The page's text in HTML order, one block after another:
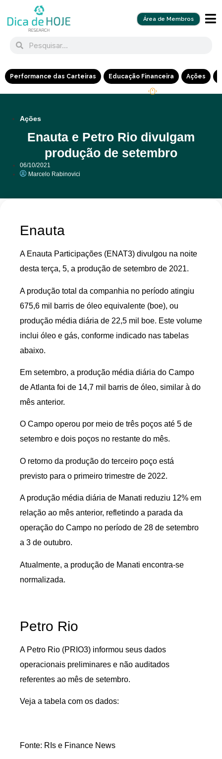
Área de Membros
Performance das Carteiras Educação Financeira Ações
Ações
Enauta e Petro Rio divulgam
produção de setembro
06/10/2021
Marcelo Rabinovici
Enauta
A Enauta Participações (ENAT3) divulgou na noite
desta terça, 5, a produção de setembro de 2021.
A produção total da companhia no período atingiu
675,6 mil barris de óleo equivalente (boe), ou
produção média diária de 22,5 mil boe. Este volume
inclui óleo e gás, conforme indicado nas tabelas
abaixo.
Em setembro, a produção média diária do Campo
de Atlanta foi de 14,7 mil barris de óleo, similar à do
mês anterior.
O Campo operou por meio de três poços até 5 de
setembro e dois poços no restante do mês.
O retorno da produção do terceiro poço está
previsto para o primeiro trimestre de 2022.
A produção média diária de Manati reduziu 12% em
relação ao mês anterior, refletindo a parada da
operação do Campo no período de 28 de setembro
a 3 de outubro.
Atualmente, a produção de Manati encontra-se
normalizada.
Petro Rio
A Petro Rio (PRIO3) informou seus dados
operacionais preliminares e não auditados
referentes ao mês de setembro.
Veja a tabela com os dados:
Fonte: RIs e Finance News